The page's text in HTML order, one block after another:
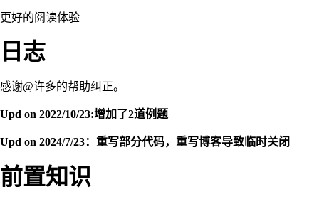
更好的阅读体验
日志
感谢@许多的帮助纠正。
Upd on 2022/10/23:增加了2道例题
Upd on 2024/7/23：重写部分代码，重写博客导致临时关闭
前置知识